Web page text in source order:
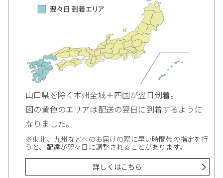
山口県を除く本州全域＋四国が翌日到着。
図の黄色のエリアは配送の翌日に到着するように
なりました。
※東北、九州などへのお届けの際に早い時間帯の指定を行
うと、配達が翌々日に調整されることがあります。
詳しくはこちら